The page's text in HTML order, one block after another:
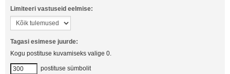
Limiteeri vastuseid eelmise:
Tagasi esimese juurde:
Kogu postituse kuvamiseks valige 0.
postituse sümbolit